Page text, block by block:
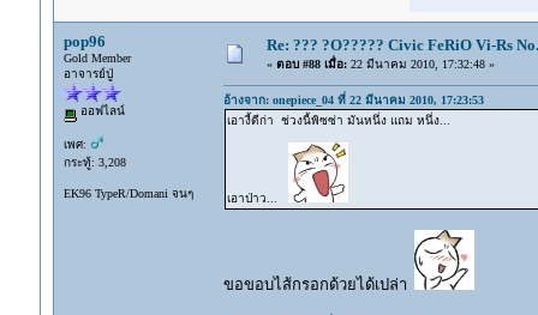
pop96
Gold Member
อาจารย์ปู่
ออฟไลน์
เพศ:
กระทู้: 3,208
EK96 TypeR/Domani จนๆ
Re: ??? ?O????? Civic FeRiO Vi-Rs
« ตอบ #88 เมื่อ:22 มีนาคม 2010, 17:32:48 »
อ้างจาก: onepiece_04 ที่ 22 มีนาคม 2010, 17:23:53
เอางี้ดีก่า ช่วงนี้พิซซ่า มันหนึ่ง แถม หนึ่ง...
เอาป่าว...
ขอขอบไส้กรอกด้วยได้เปล่า